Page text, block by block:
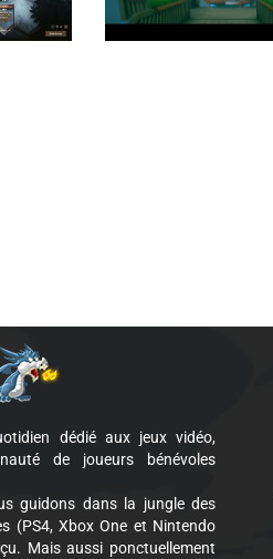
dédié aux jeux vidéo,
de joueurs bénévoles
guidons dans la jungle des
(PS4, Xbox One et Nintendo
Mais aussi ponctuellement